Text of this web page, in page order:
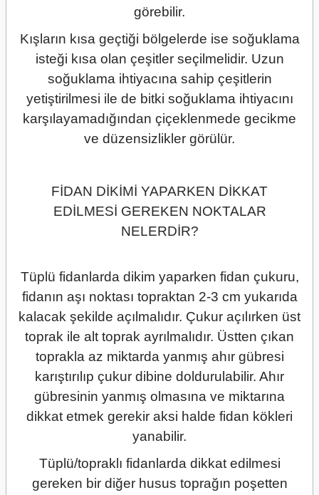
görebilir.
Kışların kısa geçtiği bölgelerde ise soğuklama
isteği kısa olan çeşitler seçilmelidir. Uzun
soğuklama ihtiyacına sahip çeşitlerin
yetiştirilmesi ile de bitki soğuklama ihtiyacını
karşılayamadığından çiçeklenmede gecikme
ve düzensizlikler görülür.
FİDAN DİKİMİ YAPARKEN DİKKAT
EDİLMESİ GEREKEN NOKTALAR
NELERDİR?
Tüplü fidanlarda dikim yaparken fidan çukuru,
fidanın aşı noktası topraktan 2-3 cm yukarıda
kalacak şekilde açılmalıdır. Çukur açılırken üst
toprak ile alt toprak ayrılmalıdır. Üstten çıkan
toprakla az miktarda yanmış ahır gübresi
karıştırılıp çukur dibine doldurulabilir. Ahır
gübresinin yanmış olmasına ve miktarına
dikkat etmek gerekir aksi halde fidan kökleri
yanabilir.
Tüplü/topraklı fidanlarda dikkat edilmesi
gereken bir diğer husus toprağın poşetten